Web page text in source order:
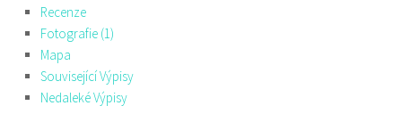
Recenze
Fotografie (1)
Mapa
Související Výpisy
Nedaleké Výpisy